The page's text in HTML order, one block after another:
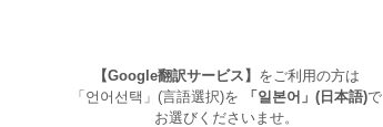
【Google翻訳サービス】 をご利用の方は
「언어선택」(言語選択)を
「일본어」(日本語)で
お選びくださいませ。